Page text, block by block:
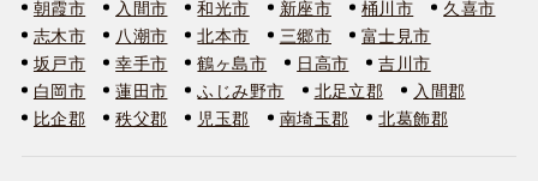
朝霞市
入間市 和光市 新座市 桶川市
久喜市
志木市
八潮市 北本市 三郷市
富士見市
坂戸市
幸手市 鶴ヶ島市 日高市
吉川市
白岡市
蓮田市 ふじみ野市 北足立郡
入間郡
比企郡
秩父郡 児玉郡 南埼玉郡 北葛飾郡